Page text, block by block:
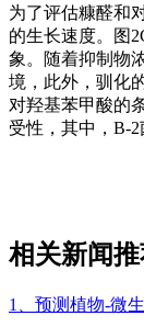
为了评估糠醛和
的生长速度。图
象。随着抑制物
境，此外，驯化
对羟基苯甲酸的
受性，其中，B-2
相关新闻
1、预测植物-微